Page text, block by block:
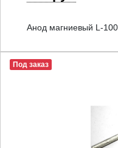
Анод магниевый L-
Под заказ